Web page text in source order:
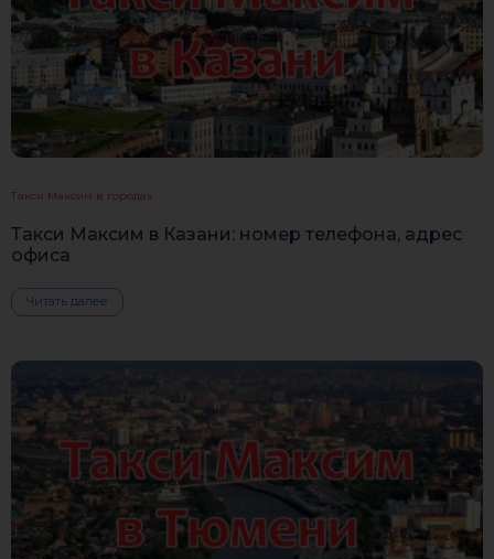
Такси Максим в городах
Такси Максим в Казани: номер телефона, адрес
офиса
Читать далее